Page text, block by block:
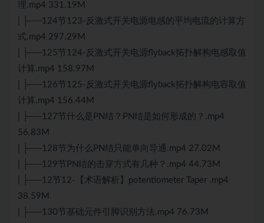
理.mp4 331.19M
| ├──124节123-反激式开关电源电感的平均电流的计算方
式.mp4 297.29M
| ├──125节124-反激式开关电源flyback拓扑解构电感取值
计算.mp4 158.97M
| ├──126节125-反激式开关电源flyback拓扑解构电容取值
计算.mp4 156.44M
| ├──127节什么是PN结？PN结是如何形成的？.mp4
56.83M
| ├──128节为什么PN结只能单向导通.mp4 27.02M
| ├──129节PN结的击穿方式有几种？.mp4 44.73M
| ├──12节12-【术语解析】potentiometer Taper .mp4
38.59M
| ├──130节基础元件引脚识别方法.mp4 76.73M